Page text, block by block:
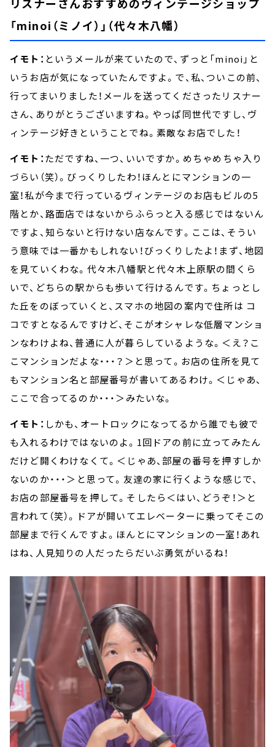
リスナーさんおすすめのヴィンテージショップ
「minoi（ミノイ）」（代々木八幡）
イモト： というメールが来ていたので、ずっと「minoi」と
いうお店が気になっていたんですよ。で、私、ついこの前、
行ってまいりました！メールを送ってくださったリスナー
さん、ありがとうございますね。やっぱ同世代ですし、ヴ
ィンテージ好きということでね。素敵なお店でした！
イモト：ただですね、一つ、いいですか。めちゃめちゃ入り
づらい（笑）。びっくりしたわ！ほんとにマンションの一
室！私が今まで行っているヴィンテージのお店もビルの5
階とか、路面店ではないからふらっと入る感じではないん
ですよ、知らないと行けない店なんです。ここは、そうい
う意味では一番かもしれない！びっくりしたよ！まず、地図
を見ていくわな。代々木八幡駅と代々木上原駅の間くら
いで、どちらの駅からも歩いて行けるんです。ちょっとし
た丘をのぼっていくと、スマホの地図の案内で住所は コ
コですとなるんですけど、そこがオシャレな低層マンショ
ンなわけよね、普通に人が暮らしているような。＜え？こ
こマンションだよな・・・？＞と思って。お店の住所を見て
もマンション名と部屋番号が書いてあるわけ。＜じゃあ、
ここで合ってるのか・・・＞みたいな。
イモト： しかも、オートロックになってるから誰でも彼で
も入れるわけではないのよ。1回ドアの前に立ってみたん
だけど開くわけなくて。＜じゃあ、部屋の番号を押すしか
ないのか・・・＞と思って。友達の家に行くような感じで、
お店の部屋番号を押して。そしたら＜はい、どうぞ！＞と
言われて（笑）。ドアが開いてエレベーターに乗ってそこの
部屋まで行くんですよ。ほんとにマンションの一室！あれ
はね、人見知りの人だったらだいぶ勇気がいるね！